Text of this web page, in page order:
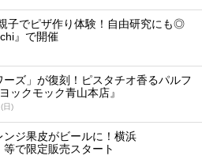
子でピザ作り体験！自由研究にも◎
』で開催
ズ」が復刻！ピスタチオ香るパルフ
ックモック青山本店』
日)
ジ果皮がビールに！横浜
等で限定販売スタート